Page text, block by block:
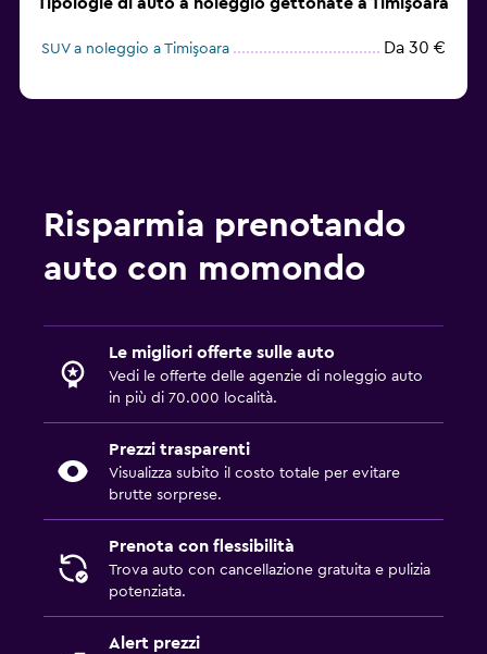
Tipologie di auto a noleggio gettonate a Timişoara
SUV a noleggio a Timişoara Da 30 €
Risparmia prenotando
auto con momondo
Le migliori offerte sulle auto
Vedi le offerte delle agenzie di noleggio auto
in più di 70.000 località.
Prezzi trasparenti
Visualizza subito il costo totale per evitare
brutte sorprese.
Prenota con flessibilità
Trova auto con cancellazione gratuita e pulizia
potenziata.
Alert prezzi